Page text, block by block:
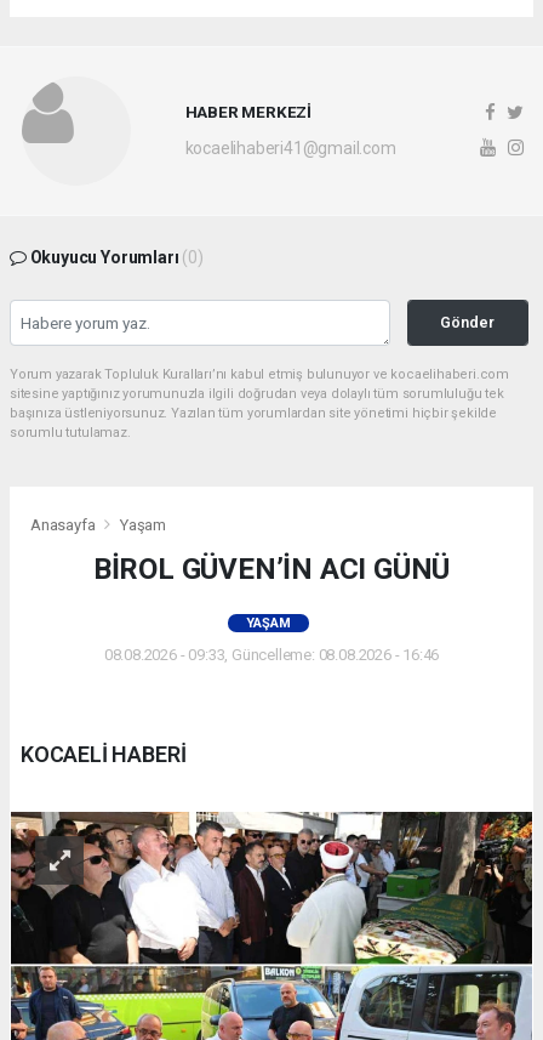
HABER MERKEZİ
kocaelihaberi41@gmail.com
Okuyucu Yorumları (0)
Gönder
Yorum yazarak Topluluk Kuralları’nı kabul etmiş bulunuyor ve kocaelihaberi.com
sitesine yaptığınız yorumunuzla ilgili doğrudan veya dolaylı tüm sorumluluğu tek
başınıza üstleniyorsunuz. Yazılan tüm yorumlardan site yönetimi hiçbir şekilde
sorumlu tutulamaz.
Anasayfa Yaşam
BİROL GÜVEN’İN ACI GÜNÜ
YAŞAM
08.08.2026 - 09:33, Güncelleme: 08.08.2026 - 16:46
KOCAELİ HABERİ